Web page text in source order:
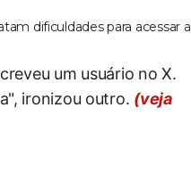
dificuldades para acessar a
um usuário no X.
ironizou outro. (veja